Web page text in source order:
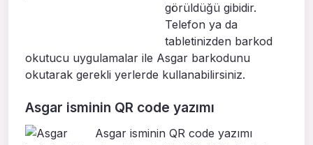
görüldüğü gibidir.
Telefon ya da
tabletinizden barkod
okutucu uygulamalar ile Asgar barkodunu
okutarak gerekli yerlerde kullanabilirsiniz.
Asgar isminin QR code yazımı
Asgar isminin QR code yazımı